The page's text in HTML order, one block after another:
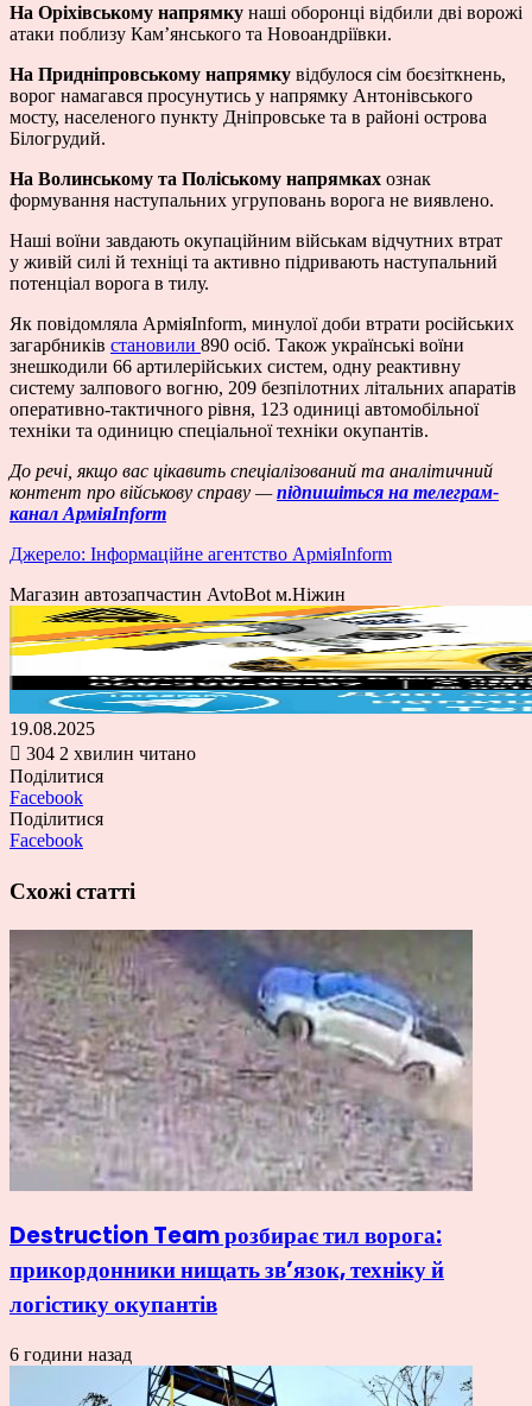
На Оріхівському напрямку наші оборонці відбили дві ворожі
атаки поблизу Кам’янського та Новоандріївки.
На Придніпровському напрямку відбулося сім боєзіткнень,
ворог намагався просунутись у напрямку Антонівського
мосту, населеного пункту Дніпровське та в районі острова
Білогрудий.
На Волинському та Поліському напрямках ознак
формування наступальних угруповань ворога не виявлено.
Наші воїни завдають окупаційним військам відчутних втрат
у живій силі й техніці та активно підривають наступальний
потенціал ворога в тилу.
Як повідомляла АрміяInform, минулої доби втрати російських
загарбників становили 890 осіб. Також українські воїни
знешкодили 66 артилерійських систем, одну реактивну
систему залпового вогню, 209 безпілотних літальних апаратів
оперативно-тактичного рівня, 123 одиниці автомобільної
техніки та одиницю спеціальної техніки окупантів.
До речі, якщо вас цікавить спеціалізований та аналітичний
контент про військову справу —підпишіться на телеграм-
канал АрміяInform
Джерело: Інформаційне агентство АрміяInform
Магазин автозапчастин AvtoBot м.Ніжин
19.08.2025
304 2 хвилин читано
Поділитися
Facebook
Поділитися
Facebook
Схожі статті
Destruction Team розбирає тил ворога:
прикордонники нищать зв’язок, техніку й
логістику окупантів
6 години назад